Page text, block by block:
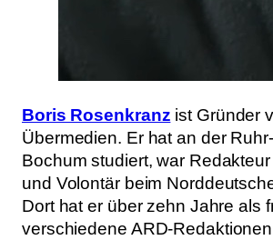
Boris Rosenkranz ist Gründer
Übermedien. Er hat an der
Bochum studiert, war Redakteur
und Volontär beim
Dort hat er über zehn Jahre als
verschiedene ARD-